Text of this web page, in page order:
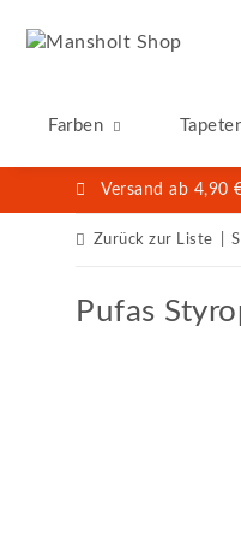
Farben
Versand ab 4,90
Zurück zur Liste
Pufas